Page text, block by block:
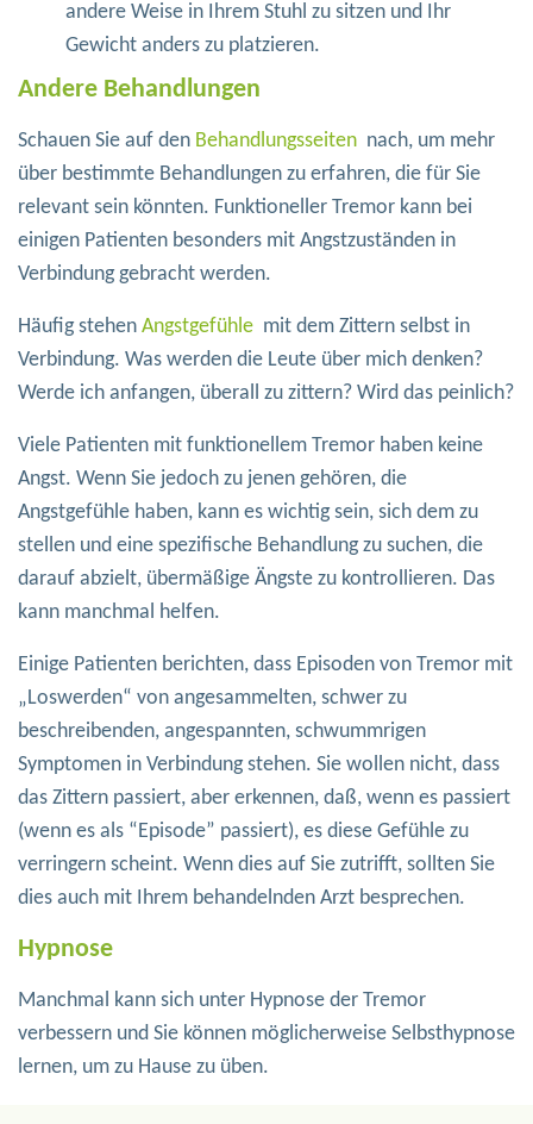
andere Weise in Ihrem Stuhl zu sitzen und Ihr
Gewicht anders zu platzieren.
Andere Behandlungen
Schauen Sie auf den Behandlungsseiten nach, um mehr
über bestimmte Behandlungen zu erfahren, die für Sie
relevant sein könnten. Funktioneller Tremor kann bei
einigen Patienten besonders mit Angstzuständen in
Verbindung gebracht werden.
Häufig stehen Angstgefühle mit dem Zittern selbst in
Verbindung. Was werden die Leute über mich denken?
Werde ich anfangen, überall zu zittern? Wird das peinlich?
Viele Patienten mit funktionellem Tremor haben keine
Angst. Wenn Sie jedoch zu jenen gehören, die
Angstgefühle haben, kann es wichtig sein, sich dem zu
stellen und eine spezifische Behandlung zu suchen, die
darauf abzielt, übermäßige Ängste zu kontrollieren. Das
kann manchmal helfen.
Einige Patienten berichten, dass Episoden von Tremor mit
„Loswerden“ von angesammelten, schwer zu
beschreibenden, angespannten, schwummrigen
Symptomen in Verbindung stehen. Sie wollen nicht, dass
das Zittern passiert, aber erkennen, daß, wenn es passiert
(wenn es als “Episode” passiert), es diese Gefühle zu
verringern scheint. Wenn dies auf Sie zutrifft, sollten Sie
dies auch mit Ihrem behandelnden Arzt besprechen.
Hypnose
Manchmal kann sich unter Hypnose der Tremor
verbessern und Sie können möglicherweise Selbsthypnose
lernen, um zu Hause zu üben.